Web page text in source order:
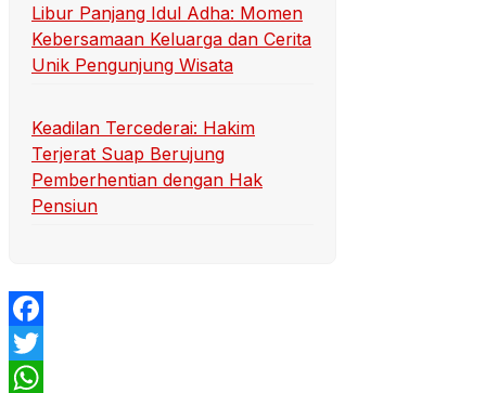
Libur Panjang Idul Adha: Momen
Kebersamaan Keluarga dan Cerita
Unik Pengunjung Wisata
Keadilan Tercederai: Hakim
Terjerat Suap Berujung
Pemberhentian dengan Hak
Pensiun
Facebook
Twitter